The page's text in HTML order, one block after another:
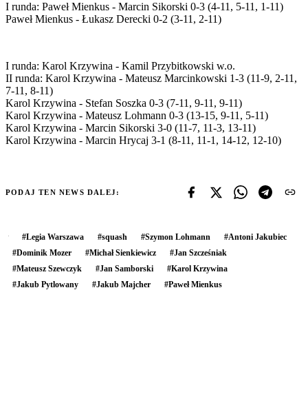
I runda: Paweł Mienkus - Marcin Sikorski 0-3 (4-11, 5-11, 1-11)
Paweł Mienkus - Łukasz Derecki 0-2 (3-11, 2-11)
I runda: Karol Krzywina - Kamil Przybitkowski w.o.
II runda: Karol Krzywina - Mateusz Marcinkowski 1-3 (11-9, 2-11,
7-11, 8-11)
Karol Krzywina - Stefan Soszka 0-3 (7-11, 9-11, 9-11)
Karol Krzywina - Mateusz Lohmann 0-3 (13-15, 9-11, 5-11)
Karol Krzywina - Marcin Sikorski 3-0 (11-7, 11-3, 13-11)
Karol Krzywina - Marcin Hrycaj 3-1 (8-11, 11-1, 14-12, 12-10)
PODAJ TEN NEWS DALEJ:
#Legia Warszawa #squash #Szymon Lohmann #Antoni Jakubiec
#Dominik Mozer #Michał Sienkiewicz #Jan Szcześniak
#Mateusz Szewczyk #Jan Samborski #Karol Krzywina
#Jakub Pytlowany #Jakub Majcher #Paweł Mienkus